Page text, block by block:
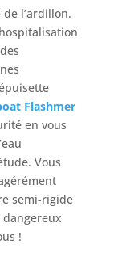
l’ardillon.
Flashmer
en vous
Vous
semi-rigide
dangereux
!